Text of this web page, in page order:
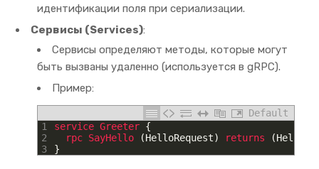
идентификации поля при сериализации.
Сервисы (Services):
Сервисы определяют методы, которые могут
быть вызваны удаленно (используется в gRPC).
Пример:
Default
1
2
3
service Greeter {
rpc SayHello (HelloRequest) returns (
}